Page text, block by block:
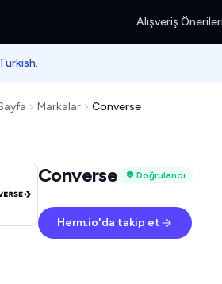
Alışveriş
Markalar Converse
Converse Doğrulandı
Herm.io'da takip et